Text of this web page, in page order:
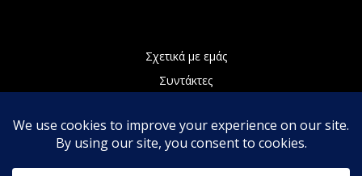
Σχετικά με εμάς
Συντάκτες
Πολιτική Απορρήτου
Επικοινωνία